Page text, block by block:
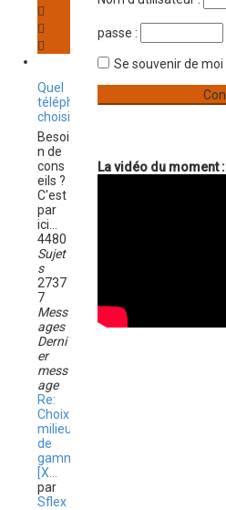
Quel
téléphone
choisir ?
Besoi
n de
cons
eils ?
C'est
par
ici...
4480
Sujet
s
2737
7
Mess
ages
Derni
er
mess
age
Re:
Choix
milieux
de
gamme
[X…
par
Sflex
passe :
Se souvenir de moi
La vidéo du moment :